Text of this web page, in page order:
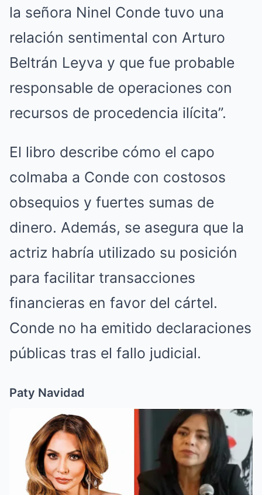
la señora Ninel Conde tuvo una
relación sentimental con Arturo
Beltrán Leyva y que fue probable
responsable de operaciones con
recursos de procedencia ilícita”.
El libro describe cómo el capo
colmaba a Conde con costosos
obsequios y fuertes sumas de
dinero. Además, se asegura que la
actriz habría utilizado su posición
para facilitar transacciones
financieras en favor del cártel.
Conde no ha emitido declaraciones
públicas tras el fallo judicial.
Paty Navidad